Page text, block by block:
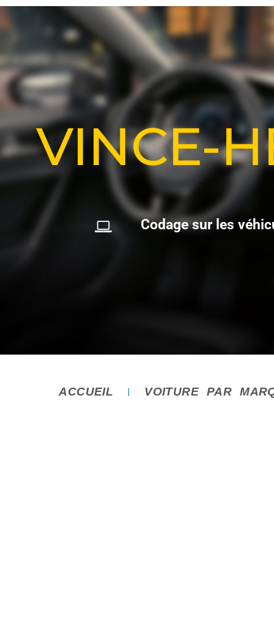
VINCE-
Codage sur les véhic
ACCUEIL VOITURE PAR